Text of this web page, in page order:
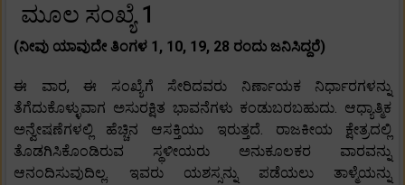
ಮೂಲ ಸಂಖ್ಯೆ 1
(ನೀವು ಯಾವುದೇ ತಿಂಗಳ 1, 10, 19, 28 ರಂದು ಜನಿಸಿದ್ದರೆ)
ಈ ವಾರ, ಈ ಸಂಖ್ಯೆಗೆ ಸೇರಿದವರು ನಿರ್ಣಾಯಕ ನಿರ್ಧಾರಗಳನ್ನು
ತೆಗೆದುಕೊಳ್ಳುವಾಗ ಅಸುರಕ್ಷಿತ ಭಾವನೆಗಳು ಕಂಡುಬರಬಹುದು. ಆಧ್ಯಾತ್ಮಿಕ
ಅನ್ವೇಷಣೆಗಳಲ್ಲಿ ಹೆಚ್ಚಿನ ಆಸಕ್ತಿಯು ಇರುತ್ತದೆ. ರಾಜಕೀಯ ಕ್ಷೇತ್ರದಲ್ಲಿ
ತೊಡಗಿಸಿಕೊಂಡಿರುವ ಸ್ಥಳೀಯರು ಅನುಕೂಲಕರ ವಾರವನ್ನು
ಆನಂದಿಸುವುದಿಲ್ಲ. ಇವರು ಯಶಸ್ಸನ್ನು ಪಡೆಯಲು ತಾಳ್ಮೆಯನ್ನು